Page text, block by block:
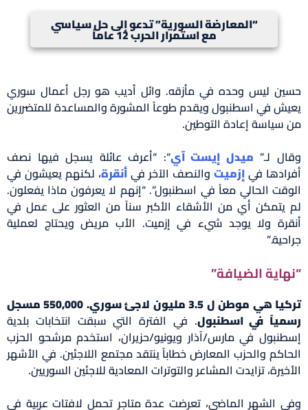
“المعارضة السورية” تدعو إلى حل سياسي
مع استمرار الحرب 12 عاماً
حسين ليس وحده في مأزقه. وائل أديب هو رجل أعمال سوري
يعيش في اسطنبول ويقدم طوعاً المشورة والمساعدة للمتضررين
من سياسة إعادة التوطين.
وقال لـ” ميدل إيست آي“: “أعرف عائلة يسجل فيها نصف
أفرادها فيإزميت والنصف الآخر فيأنقرة، لكنهم يعيشون في
الوقت الحالي معاً في اسطنبول”. “إنهم لا يعرفون ماذا يفعلون.
لم يتمكن أي من الأشقاء الأكبر سناً من العثور على عمل في
أنقرة ولا يوجد شيء في إزميت. الأب مريض ويحتاج لعملية
جراحية.”
“نهاية الضيافة”
تركيا هي موطن ل 3.5 مليون لاجئ سوري. 550,000 مسجل
رسمياً في اسطنبول. في الفترة التي سبقت انتخابات بلدية
إسطنبول في مارس/آذار ويونيو/حزيران، استخدم مرشحو الحزب
الحاكم والحزب المعارض خطاباً ينتقد مجتمع اللاجئين. في الأشهر
الأخيرة، تزايدت المشاعر والتوترات المعادية للاجئين السوريين.
وفي الشهر الماضي، تعرضت عدة متاجر تحمل لافتات عربية في